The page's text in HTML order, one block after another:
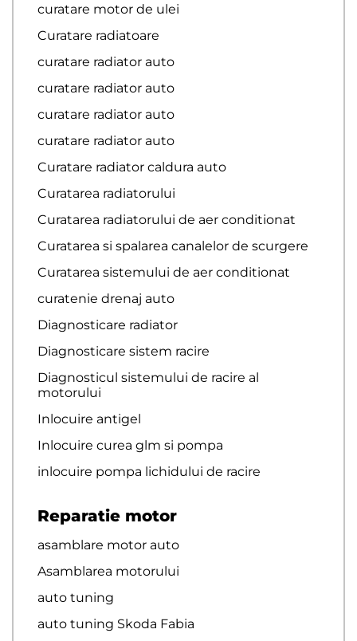
curatare motor de ulei
Curatare radiatoare
curatare radiator auto
curatare radiator auto
curatare radiator auto
curatare radiator auto
Curatare radiator caldura auto
Curatarea radiatorului
Curatarea radiatorului de aer conditionat
Curatarea si spalarea canalelor de scurgere
Curatarea sistemului de aer conditionat
curatenie drenaj auto
Diagnosticare radiator
Diagnosticare sistem racire
Diagnosticul sistemului de racire al
motorului
Inlocuire antigel
Inlocuire curea glm si pompa
inlocuire pompa lichidului de racire
Reparatie motor
asamblare motor auto
Asamblarea motorului
auto tuning
auto tuning Skoda Fabia